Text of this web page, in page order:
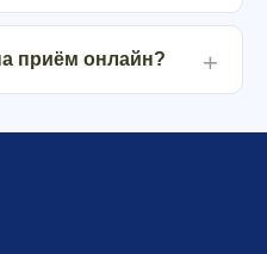
приём онлайн?